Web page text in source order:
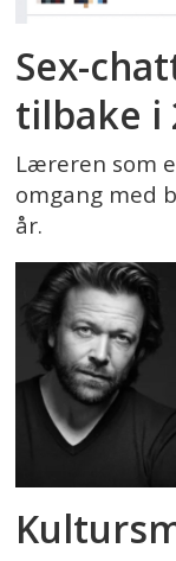
Sex-
tilbake i
Læreren som
omgang med
år.